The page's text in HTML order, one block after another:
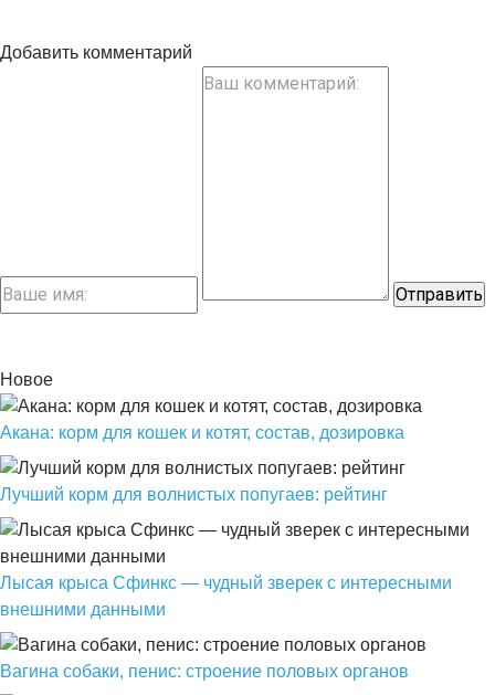
Добавить комментарий
Новое
Акана: корм для кошек и котят, состав, дозировка
Лучший корм для волнистых попугаев: рейтинг
Лысая крыса Сфинкс — чудный зверек с интересными
внешними данными
Вагина собаки, пенис: строение половых органов